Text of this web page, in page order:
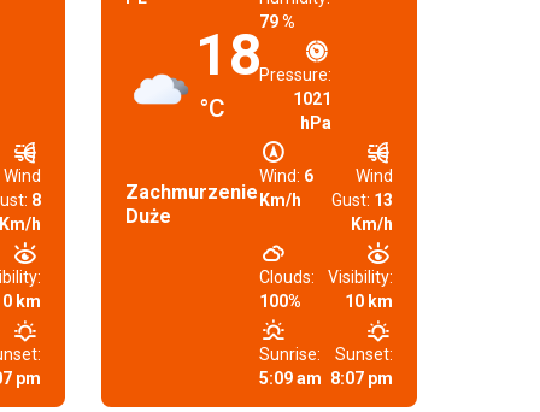
Wind
8
Km/h
km
pm
18
°C
Zachmurzenie
Duże
79 %
Pressure:
1021
hPa
Wind: 6
Km/h
Wind
Gust: 13
Km/h
Clouds:
100%
Visibility:
10 km
Sunrise:
5:09 am
Sunset:
8:07 pm